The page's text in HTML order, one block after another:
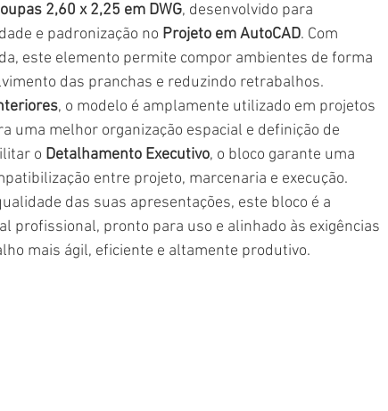
2,60 x 2,25 em DWG, desenvolvido para
e padronização no Projeto em AutoCAD. Com
este elemento permite compor ambientes de forma
das pranchas e reduzindo retrabalhos.
, o modelo é amplamente utilizado em projetos
uma melhor organização espacial e definição de
o Detalhamento Executivo, o bloco garante uma
entre projeto, marcenaria e execução.
das suas apresentações, este bloco é a
profissional, pronto para uso e alinhado às exigências
mais ágil, eficiente e altamente produtivo.